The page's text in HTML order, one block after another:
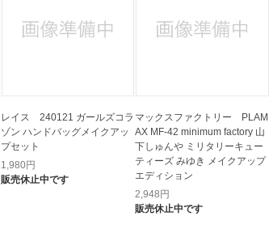
レイス 240121 ガールズコラ
ゾン ハンドバッグメイクアッ
プセット
1,980円
販売休止中です
マックスファクトリー PLAM
AX MF-42 minimum factory 山
下しゅんや ミリタリーキュー
ティーズ みゆき メイクアップ
エディション
2,948 円
販売休止中です